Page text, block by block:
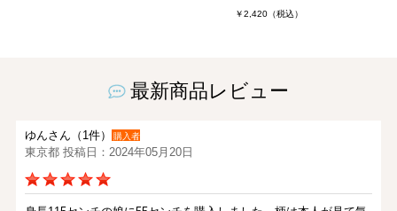
￥2,420（税込）
最新商品レビュー
ゆんさん（1件） 購入者
東京都 投稿日：2024年05月20日